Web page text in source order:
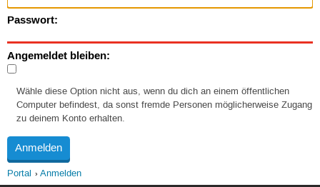
Passwort:
Angemeldet bleiben:
Wähle diese Option nicht aus, wenn du dich an einem öffentlichen
Computer befindest, da sonst fremde Personen möglicherweise Zugang
zu deinem Konto erhalten.
Portal Anmelden